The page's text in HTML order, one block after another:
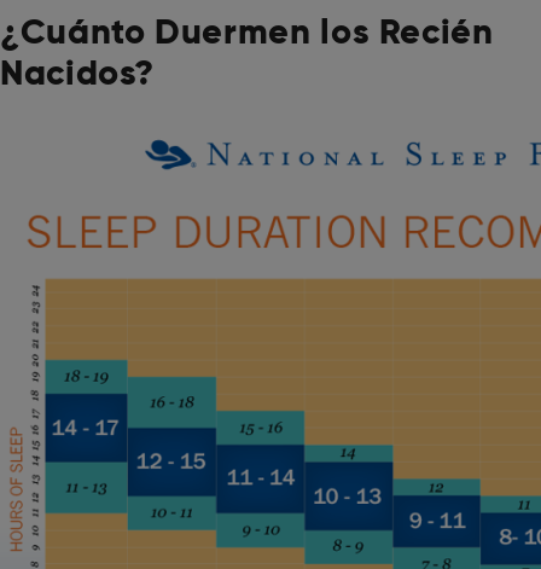
¿Cuánto Duermen los Recién
Nacidos?